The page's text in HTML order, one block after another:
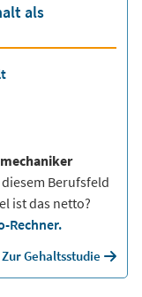
als
Berufsfeld
ist das netto?
Rechner.
Zur Gehaltsstudie